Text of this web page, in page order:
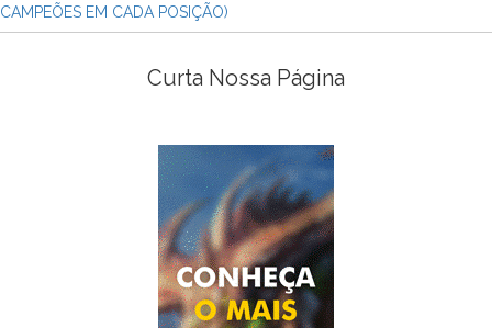
CAMPEÕES EM CADA POSIÇÃO)
Curta Nossa Página